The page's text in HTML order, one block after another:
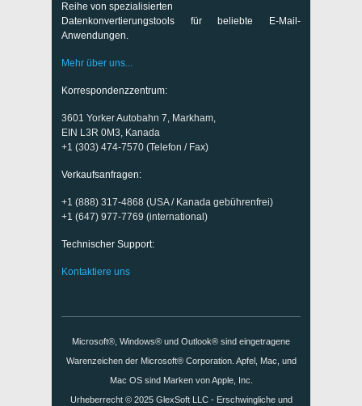
Reihe von spezialisierten
Datenkonvertierungstools für beliebte E-Mail-
Anwendungen.
Mehr über uns...
Korrespondenzzentrum:
3601 Yorker Autobahn 7, Markham,
EIN L3R 0M3, Kanada
+1 (303) 474-7570 (Telefon / Fax)
Verkaufsanfragen:
+1 (888) 317-4868 (USA / Kanada gebührenfrei)
+1 (647) 977-7769 (international)
Technischer Support:
Kontaktiere uns
Microsoft®, Windows® und Outlook® sind eingetragene
Warenzeichen der Microsoft® Corporation. Apfel, Mac, und
Mac OS sind Marken von Apple, Inc.
Urheberrecht © 2025 GlexSoft LLC- Erschwingliche und